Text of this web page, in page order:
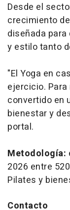
Desde el
crecimiento
diseñada
y estilo tanto
"El Yoga en
ejercicio.
convertido en
bienestar y
portal.
Metodología:
2026 entre
Pilates y
Contacto